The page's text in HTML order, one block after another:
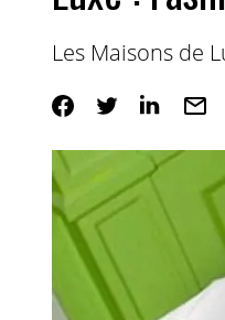
Les Maisons de